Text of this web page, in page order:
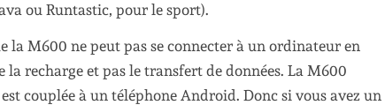
ou Runtastic, pour le sport).
la M600 ne peut pas se connecter à un ordinateur en
la recharge et pas le transfert de données. La M600
couplée à un téléphone Android. Donc si vous avez un